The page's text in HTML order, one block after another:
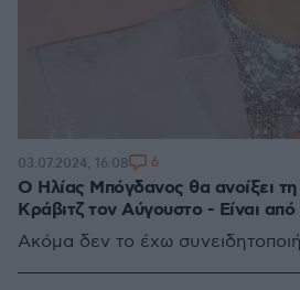
Ο Ηλίας Μπόγδανος θα ανοίξει τη
Κράβιτζ τον Αύγουστο - Είναι
Ακόμα δεν το έχω
03.07.2024, 16:08 6